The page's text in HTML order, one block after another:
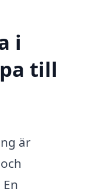
i
till
är